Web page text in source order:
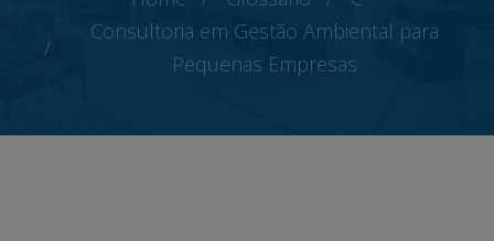
Consultoria em Gestão Ambiental para
Pequenas Empresas